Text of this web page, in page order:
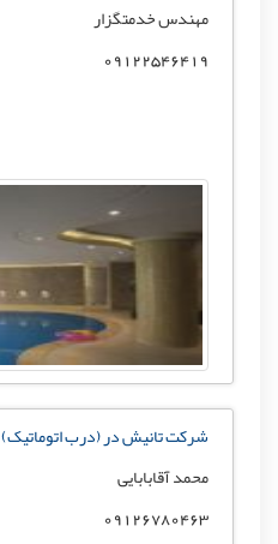
مهندس خدمتگزار
09122546419
شرکت تانیش در (درب اتوماتیک)
محمد آقابابایی
09126780463